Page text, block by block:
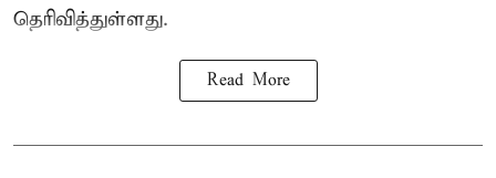
தெரிவித்துள்ளது.
Read More